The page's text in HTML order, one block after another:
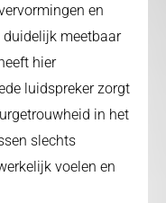
en
meetbaar
hier
luidspreker zorgt
in het
slechts
voelen en